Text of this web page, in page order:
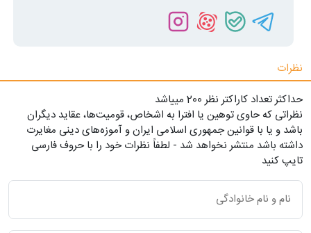
نظرات
حداکثر تعداد کاراکتر نظر 200 ميياشد
نظراتی که حاوی توهین یا افترا به اشخاص، قومیت‌ها، عقاید دیگران
باشد و یا با قوانین جمهوری اسلامی ایران و آموزه‌های دینی مغایرت
داشته باشد منتشر نخواهد شد - لطفاً نظرات خود را با حروف فارسی
تایپ کنید